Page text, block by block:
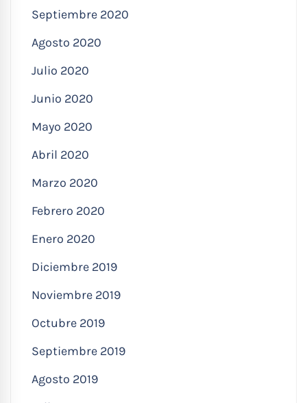
Septiembre 2020
Agosto 2020
Julio 2020
Junio 2020
Mayo 2020
Abril 2020
Marzo 2020
Febrero 2020
Enero 2020
Diciembre 2019
Noviembre 2019
Octubre 2019
Septiembre 2019
Agosto 2019